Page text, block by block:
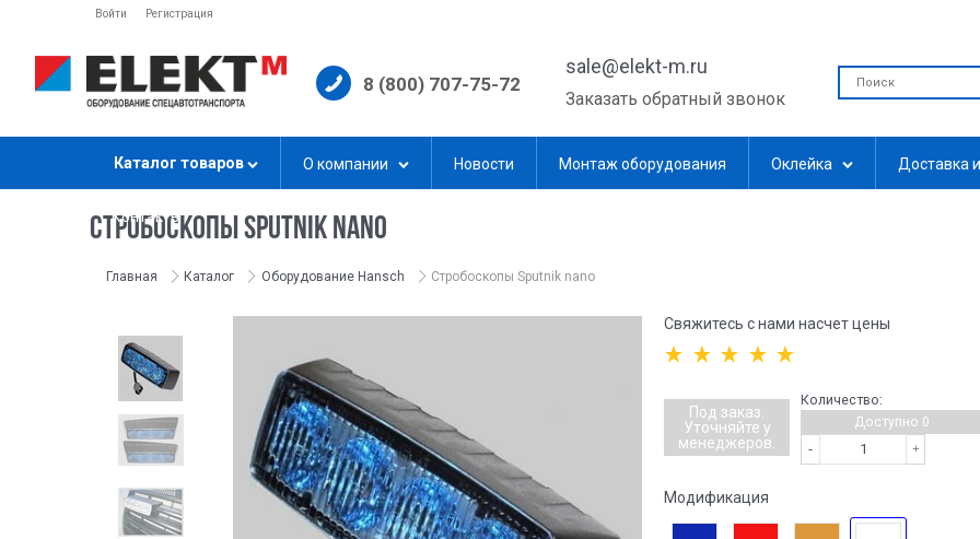
Войти Регистрация
sale@elekt-m.ru
Заказать обратный звонок
8 (800) 707-75-72
Каталог товаров О компании Новости Монтаж оборудования Оклейка Доставка
Контакты
СТРОБОСКОПЫ SPUTNIK NANO
Главная Каталог Оборудование Hansch Стробоскопы Sputnik nano
Свяжитесь с нами насчет цены
Под заказ.
Уточняйте у
менеджеров.
Количество:
Доступно 0
Модификация